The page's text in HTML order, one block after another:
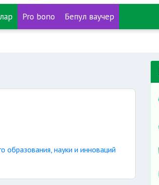
Pro bono Бепул ваучер
образования, науки и инноваций